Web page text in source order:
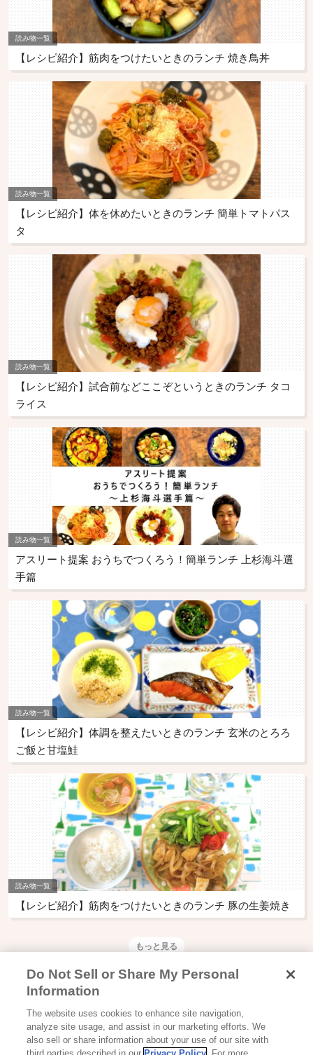
読み物一覧
【レシピ紹介】筋肉をつけたいときのランチ 焼き鳥丼
読み物一覧
【レシピ紹介】体を休めたいときのランチ 簡単トマトパス
タ
読み物一覧
【レシピ紹介】試合前などここぞというときのランチ タコ
ライス
読み物一覧
アスリート提案 おうちでつくろう！簡単ランチ 上杉海斗選
手篇
読み物一覧
【レシピ紹介】体調を整えたいときのランチ 玄米のとろろ
ご飯と甘塩鮭
読み物一覧
【レシピ紹介】筋肉をつけたいときのランチ 豚の生姜焼き
もっと見る
Glicoからの最新情報を受け取る
Do Not Sell or Share My Personal
Information
The website uses cookies to enhance site navigation,
analyze site usage, and assist in our marketing efforts. We
also sell or share information about your use of our site with